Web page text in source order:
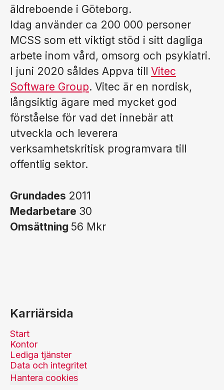
äldreboende i Göteborg.
Idag använder ca 200 000 personer
MCSS som ett viktigt stöd i sitt dagliga
arbete inom vård, omsorg och psykiatri.
I juni 2020 såldes Appva till Vitec
Software Group. Vitec är en nordisk,
långsiktig ägare med mycket god
förståelse för vad det innebär att
utveckla och leverera
verksamhetskritisk programvara till
offentlig sektor.
Grundades 2011
Medarbetare 30
Omsättning 56 Mkr
Karriärsida
Start
Kontor
Lediga tjänster
Data och integritet
Hantera cookies